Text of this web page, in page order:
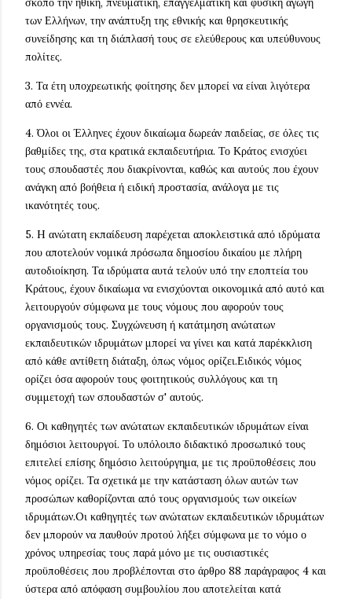
των Ελλήνων, την ανάπτυξη της εθνικής και θρησκευτικής
συνείδησης και τη διάπλασή τους σε ελεύθερους και υπεύθυνους
πολίτες.
3. Τα έτη υποχρεωτικής φοίτησης δεν μπορεί να είναι λιγότερα
από εννέα.
4. Όλοι οι Έλληνες έχουν δικαίωμα δωρεάν παιδείας, σε όλες τις
βαθμίδες της, στα κρατικά εκπαιδευτήρια. Το Κράτος ενισχύει
τους σπουδαστές που διακρίνονται, καθώς και αυτούς που έχουν
ανάγκη από βοήθεια ή ειδική προστασία, ανάλογα με τις
ικανότητές τους.
5. H ανώτατη εκπαίδευση παρέχεται αποκλειστικά από ιδρύματα
που αποτελούν νομικά πρόσωπα δημοσίου δικαίου με πλήρη
αυτοδιοίκηση. Τα ιδρύματα αυτά τελούν υπό την εποπτεία του
Κράτους, έχουν δικαίωμα να ενισχύονται οικονομικά από αυτό και
λειτουργούν σύμφωνα με τους νόμους που αφορούν τους
οργανισμούς τους. Συγχώνευση ή κατάτμηση ανώτατων
εκπαιδευτικών ιδρυμάτων μπορεί να γίνει και κατά παρέκκλιση
από κάθε αντίθετη διάταξη, όπως νόμος ορίζει.Ειδικός νόμος
ορίζει όσα αφορούν τους φοιτητικούς συλλόγους και τη
συμμετοχή των σπουδαστών σ' αυτούς.
6. Οι καθηγητές των ανώτατων εκπαιδευτικών ιδρυμάτων είναι
δημόσιοι λειτουργοί. Το υπόλοιπο διδακτικό προσωπικό τους
επιτελεί επίσης δημόσιο λειτούργημα, με τις προϋποθέσεις που
νόμος ορίζει. Τα σχετικά με την κατάσταση όλων αυτών των
προσώπων καθορίζονται από τους οργανισμούς των οικείων
ιδρυμάτων.Oι καθηγητές των ανώτατων εκπαιδευτικών ιδρυμάτων
δεν μπορούν να παυθούν προτού λήξει σύμφωνα με το νόμο ο
χρόνος υπηρεσίας τους παρά μόνο με τις ουσιαστικές
προϋποθέσεις που προβλέπονται στο άρθρο 88 παράγραφος 4 και
ύστερα από απόφαση συμβουλίου που αποτελείται κατά